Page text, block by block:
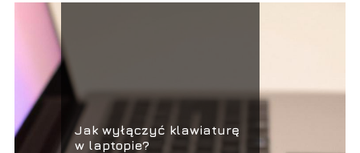
Jak wyłączyć klawiaturę
w laptopie?